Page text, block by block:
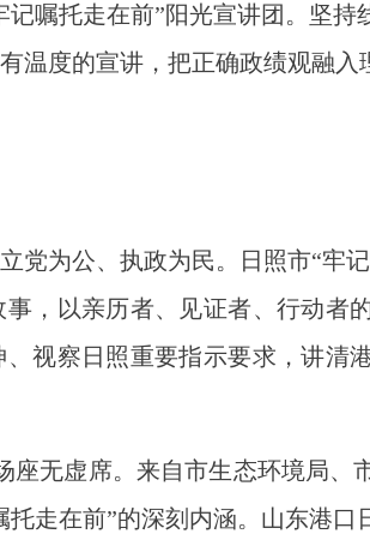
嘱托走在前”阳光宣讲团。坚
温度的宣讲，把正确政绩观融入
为公、执政为民。日照市“牢记
，以亲历者、见证者、行动者
视察日照重要指示要求，讲清
无虚席。来自市生态环境局、
走在前”的深刻内涵。山东港